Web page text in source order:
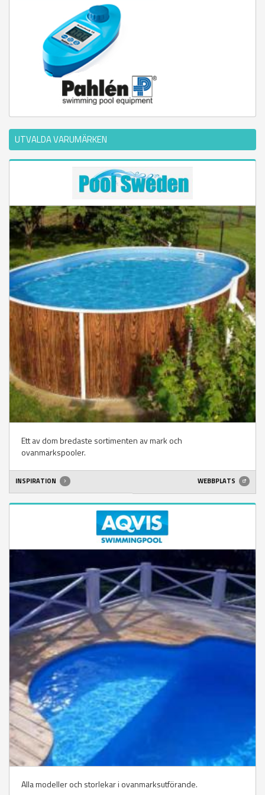
UTVALDA VARUMÄRKEN
Ett av dom bredaste sortimenten av mark och
ovanmarkspooler.
INSPIRATION WEBBPLATS
Alla modeller och storlekar i ovanmarksutförande.